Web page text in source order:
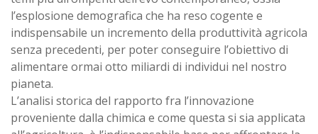
l’esplosione demografica che ha reso cogente e
indispensabile un incremento della produttività agricola
senza precedenti, per poter conseguire l’obiettivo di
alimentare ormai otto miliardi di individui nel nostro
pianeta.
L’analisi storica del rapporto fra l’innovazione
proveniente dalla chimica e come questa si sia applicata